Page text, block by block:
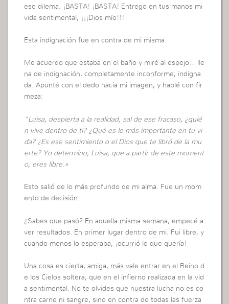
ese dilema. ¡BASTA! ¡BASTA! Entrego en tus manos mi
vida sentimental, ¡¡¡Dios mío!!!
Esta indignación fue en contra de mi misma.
Me acuerdo que estaba en el baño y miré al espejo… lle
na de indignación, completamente inconforme; indigna
da. Apunté con el dedo hacia mi imagen, y hablé con fir
meza:
“Luisa, despierta a la realidad, sal de ese fracaso, ¿quié
n vive dentro de ti? ¿Qué es lo más importante en tu vi
da? ¿Es ese sentimiento o el Dios que te libró de la mu
erte? Yo determino, Luisa, que a partir de este moment
o, eres libre.»
Esto salió de lo más profundo de mi alma. Fue un mom
ento de decisión.
¿Sabes que pasó? En aquella misma semana, empecé a
ver resultados. En primer lugar dentro de mi. Fui libre, y
cuando menos lo esperaba, ¡ocurrió lo que quería!
Una cosa es cierta, amiga, más vale entrar en el Reino d
e los Cielos soltera, que en el infierno realizada en la vid
a sentimental. No te olvides que nuestra lucha no es co
ntra carne ni sangre, sino en contra de todas las fuerza